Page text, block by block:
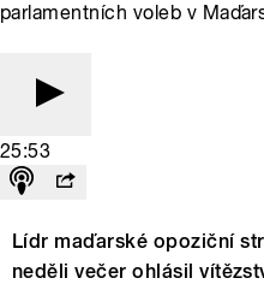
parlamentních voleb v
25:53
Lídr maďarské opoziční
neděli večer ohlásil